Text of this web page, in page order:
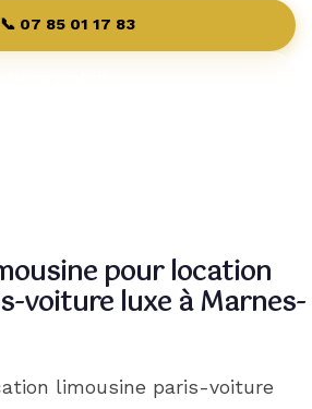
📞 07 85 01 17 83
pour location
voiture luxe à Marnes-
limousine paris-voiture